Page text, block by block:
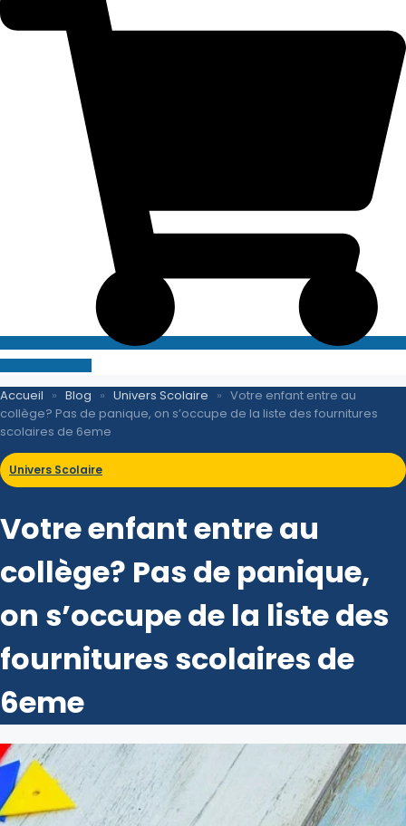
Accueil » Blog » Univers Scolaire » Votre enfant entre au
collège? Pas de panique, on s’occupe de la liste des fournitures
scolaires de 6eme
Univers Scolaire
Votre enfant entre au
collège? Pas de panique,
on s’occupe de la liste des
fournitures scolaires de
6eme